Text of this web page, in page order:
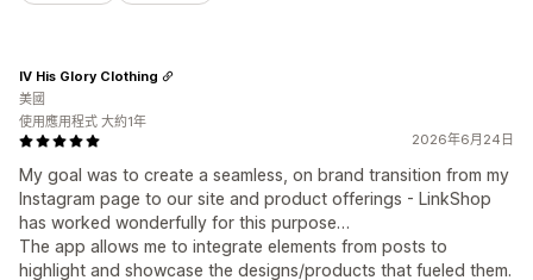
2026年6月24日
My goal was to create a seamless, on brand transition from my
Instagram page to our site and product offerings - LinkShop
has worked wonderfully for this purpose…
The app allows me to integrate elements from posts to
highlight and showcase the designs/products that fueled them.
IV His Glory Clothing
美國
使用應用程式 大約1年